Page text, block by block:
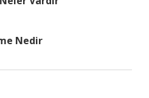
Nedir